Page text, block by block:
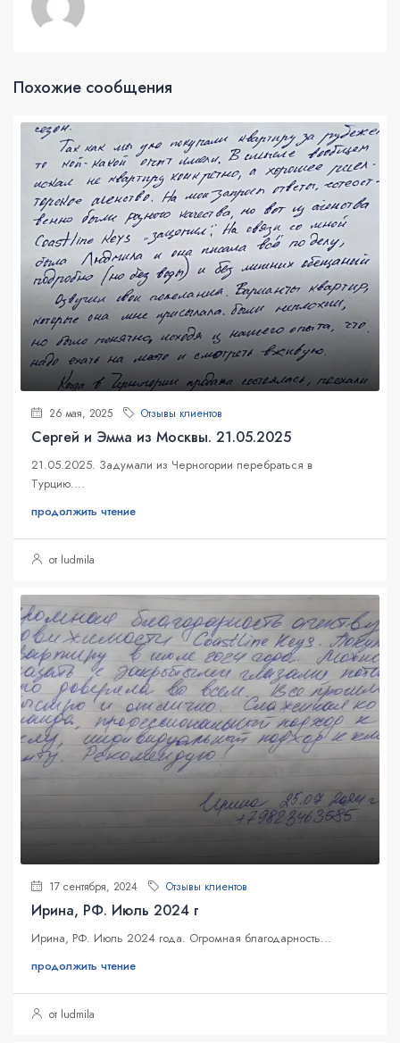
Похожие сообщения
26 мая, 2025 Отзывы клиентов
Сергей и Эмма из Москвы. 21.05.2025
21.05.2025. Задумали из Черногории перебраться в
Турцию....
продолжить чтение
от ludmila
17 сентября, 2024 Отзывы клиентов
Ирина, РФ. Июль 2024 г
Ирина, РФ. Июль 2024 года. Огромная благодарность...
продолжить чтение
от ludmila